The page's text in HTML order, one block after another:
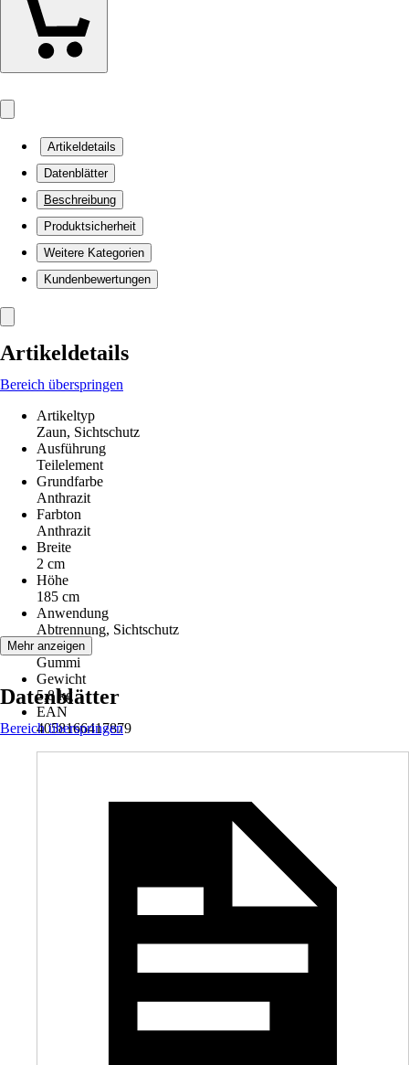
Artikeldetails
Datenblätter
Beschreibung
Produktsicherheit
Weitere Kategorien
Kundenbewertungen
Artikeldetails
Bereich überspringen
Artikeltyp
Zaun, Sichtschutz
Ausführung
Teilelement
Grundfarbe
Anthrazit
Farbton
Anthrazit
Breite
2 cm
Höhe
185 cm
Anwendung
Abtrennung, Sichtschutz
Material
Gummi
Gewicht
5,8 kg
EAN
4058166417879
Mehr anzeigen
Datenblätter
Bereich überspringen